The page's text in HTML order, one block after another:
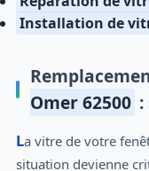
Installation de
Omer 62500
La vitre de votre fenêtre est cassée ? N'attendez pas que la
situation devienne